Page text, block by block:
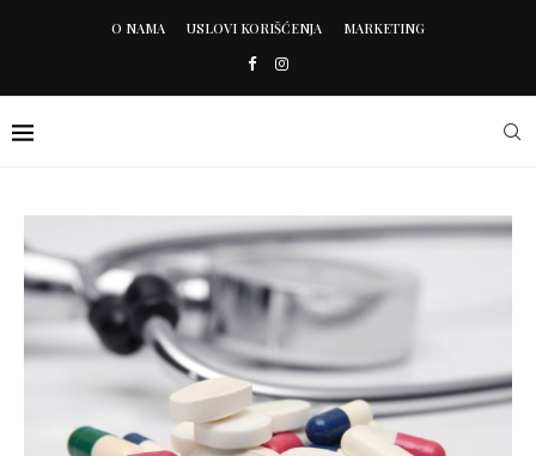
O NAMA USLOVI KORIŠĆENJA MARKETING